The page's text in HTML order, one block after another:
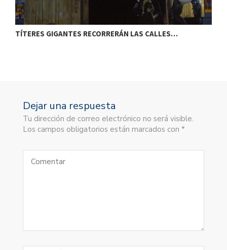
TÍTERES GIGANTES RECORRERÁN LAS CALLES…
Dejar una respuesta
Tu dirección de correo electrónico no será visible.
Los campos obligatorios están marcados con *